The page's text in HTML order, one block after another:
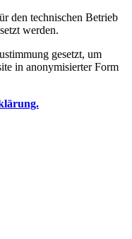
den technischen Betrieb
werden.
gesetzt, um
in anonymisierter Form